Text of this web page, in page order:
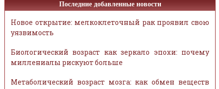
Последние добавленные новости
Новое открытие: мелкоклеточный рак проявил свою
уязвимость
Биологический возраст как зеркало эпохи: почему
миллениалы рискуют больше
Метаболический возраст мозга: как обмен веществ